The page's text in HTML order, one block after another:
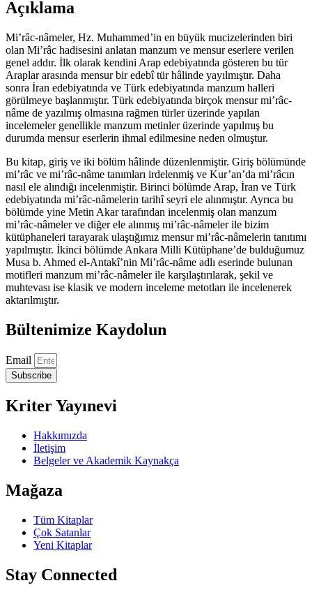
Nâmeler
Musa
B.
Ahmed
Antakî’nin
Mensur
Mi’râc-
Nâmesi
adet
Açıklama
Mi’râc-nâmeler, Hz. Muhammed’in en büyük mucizelerinden biri
olan Mi’râc hadisesini anlatan manzum ve mensur eserlere verilen
genel addır. İlk olarak kendini Arap edebiyatında gösteren bu tür
Araplar arasında mensur bir edebî tür hâlinde yayılmıştır. Daha
sonra İran edebiyatında ve Türk edebiyatında manzum halleri
görülmeye başlanmıştır. Türk edebiyatında birçok mensur mi’râc-
nâme de yazılmış olmasına rağmen türler üzerinde yapılan
incelemeler genellikle manzum metinler üzerinde yapılmış bu
durumda mensur eserlerin ihmal edilmesine neden olmuştur.
Bu kitap, giriş ve iki bölüm hâlinde düzenlenmiştir. Giriş bölümünde
mi’râc ve mi’râc-nâme tanımları irdelenmiş ve Kur’an’da mi’râcın
nasıl ele alındığı incelenmiştir. Birinci bölümde Arap, İran ve Türk
edebiyatında mi’râc-nâmelerin tarihî seyri ele alınmıştır. Ayrıca bu
bölümde yine Metin Akar tarafından incelenmiş olan manzum
mi’râc-nâmeler ve diğer ele alınmış mi’râc-nâmeler ile bizim
kütüphaneleri tarayarak ulaştığımız mensur mi’râc-nâmelerin tanıtımı
yapılmıştır. İkinci bölümde Ankara Milli Kütüphane’de bulduğumuz
Musa b. Ahmed el-Antakî’nin Mi’râc-nâme adlı eserinde bulunan
motifleri manzum mi’râc-nâmeler ile karşılaştırılarak, şekil ve
muhtevası ise klasik ve modern inceleme metotları ile incelenerek
aktarılmıştır.
Bültenimize Kaydolun
Email
Subscribe
Kriter Yayınevi
Hakkımızda
İletişim
Belgeler ve Akademik Kaynakça
Mağaza
Tüm Kitaplar
Çok Satanlar
Yeni Kitaplar
Stay Connected